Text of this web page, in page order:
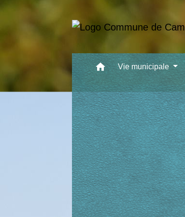
home Vie municipale